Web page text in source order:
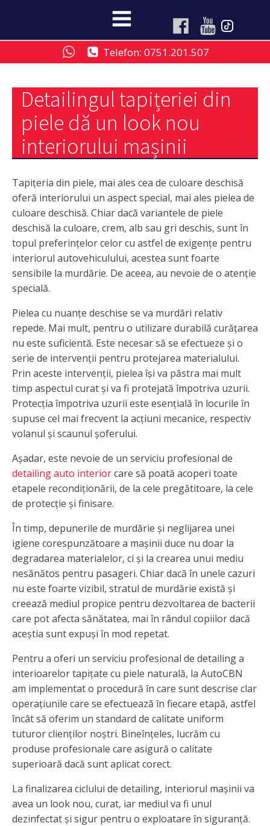
Telefon: 0751.201.507
Detailingul tapițeriei din
piele dă un look nou
interiorului mașinii
Tapițeria din piele, mai ales cea de culoare deschisă
oferă interiorului un aspect special, mai ales pielea de
culoare deschisă. Chiar dacă variantele de piele
deschisă la culoare, crem, alb sau gri deschis, sunt în
topul preferințelor celor cu astfel de exigențe pentru
interiorul autovehiculului, acestea sunt foarte
sensibile la murdărie. De aceea, au nevoie de o atenție
specială.
Pielea cu nuanțe deschise se va murdări relativ
repede. Mai mult, pentru o utilizare durabilă curățarea
nu este suficientă. Este necesar să se efectueze și o
serie de intervenții pentru protejarea materialului.
Prin aceste intervenții, pielea își va păstra mai mult
timp aspectul curat și va fi protejată împotriva uzurii.
Protecția împotriva uzurii este esențială în locurile în
supuse cel mai frecvent la acțiuni mecanice, respectiv
volanul și scaunul șoferului.
Așadar, este nevoie de un serviciu profesional de
detailing auto interiorcare să poată acoperi toate
etapele recondiționării, de la cele pregătitoare, la cele
de protecție și finisare.
În timp, depunerile de murdărie și neglijarea unei
igiene corespunzătoare a mașinii duce nu doar la
degradarea materialelor, ci și la crearea unui mediu
nesănătos pentru pasageri. Chiar dacă în unele cazuri
nu este foarte vizibil, stratul de murdărie există și
creează mediul propice pentru dezvoltarea de bacterii
care pot afecta sănătatea, mai în rândul copiilor dacă
aceștia sunt expuși în mod repetat.
Pentru a oferi un serviciu profesional de detailing a
interioarelor tapițate cu piele naturală, la AutoCBN
am implementat o procedură în care sunt descrise clar
operațiunile care se efectuează în fiecare etapă, astfel
încât să oferim un standard de calitate uniform
tuturor clienților noștri. Bineînțeles, lucrăm cu
produse profesionale care asigură o calitate
superioară dacă sunt aplicat corect.
La finalizarea ciclului de detailing, interiorul mașinii va
avea un look nou, curat, iar mediul va fi unul
dezinfectat și sigur pentru o exploatare în siguranță.